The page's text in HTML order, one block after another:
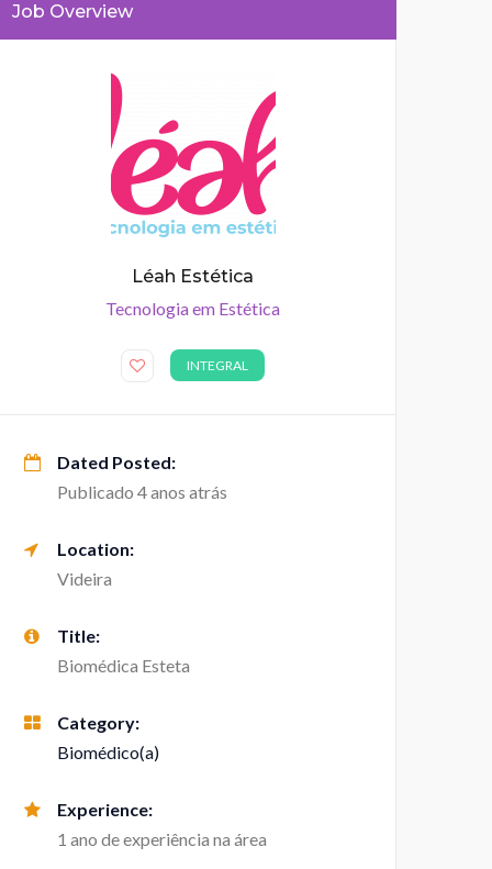
Job Overview
Léah Estética
Tecnologia em Estética
INTEGRAL
Dated Posted:
Publicado 4 anos atrás
Location:
Videira
Title:
Biomédica Esteta
Category:
Biomédico(a)
Experience:
1 ano de experiência na área